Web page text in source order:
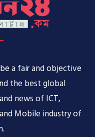
a fair and objective
the best global
news of ICT,
Mobile industry of